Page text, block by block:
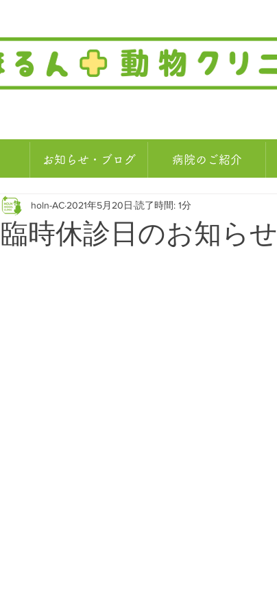
お知らせ・ブログ 病院のご紹介
臨時休診日のお知らせ
holn-AC 2021年5月20日 読了時間: 1分